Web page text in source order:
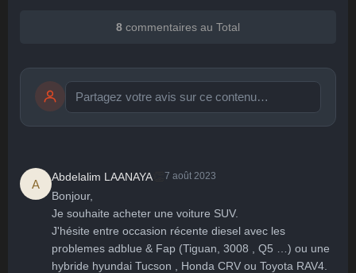
8 commentaires au Total
🤩
Parfait
👏
Bravo
😄
Réjoui
🙂
Content Indifférent
😮
Surpris
😞
Déçu
😠
Enervé
😨
Effrayé
publication immédiate Publier
A
Abdelalim LAANAYA 7 août 2023
Bonjour,
Je souhaite acheter une voiture SUV.
J'hésite entre occasion récente diesel avec les
problemes adblue & Fap (Tiguan, 3008 , Q5 …) ou une
hybride hyundai Tucson , Honda CRV ou Toyota RAV4.